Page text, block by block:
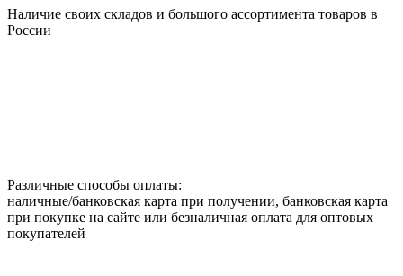
Наличие своих складов и большого ассортимента товаров в
России
Различные способы оплаты:
наличные/банковская карта при получении, банковская карта
при покупке на сайте или безналичная оплата для оптовых
покупателей